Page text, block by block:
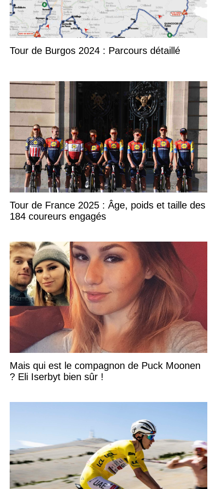
Tour de Burgos 2024 : Parcours détaillé
Tour de France 2025 : Âge, poids et taille des
184 coureurs engagés
Mais qui est le compagnon de Puck Moonen
? Eli Iserbyt bien sûr !